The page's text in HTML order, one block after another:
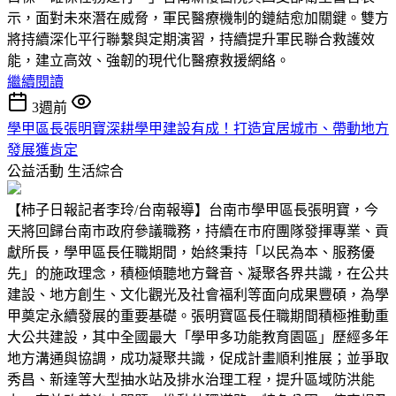
示，面對未來潛在威脅，軍民醫療機制的鏈結愈加關鍵。雙方
將持續深化平行聯繫與定期演習，持續提升軍民聯合救護效
能，建立高效、強韌的現代化醫療救援網絡。
繼續閱讀
3週前
學甲區長張明寶深耕學甲建設有成！打造宜居城市、帶動地方
發展獲肯定
公益活動 生活綜合
【柿子日報記者李玲/台南報導】台南市學甲區長張明寶，今
天將回歸台南市政府參議職務，持續在市府團隊發揮專業、貢
獻所長，學甲區長任職期間，始終秉持「以民為本、服務優
先」的施政理念，積極傾聽地方聲音、凝聚各界共識，在公共
建設、地方創生、文化觀光及社會福利等面向成果豐碩，為學
甲奠定永續發展的重要基礎。張明寶區長任職期間積極推動重
大公共建設，其中全國最大「學甲多功能教育園區」歷經多年
地方溝通與協調，成功凝聚共識，促成計畫順利推展；並爭取
秀昌、新達等大型抽水站及排水治理工程，提升區域防洪能